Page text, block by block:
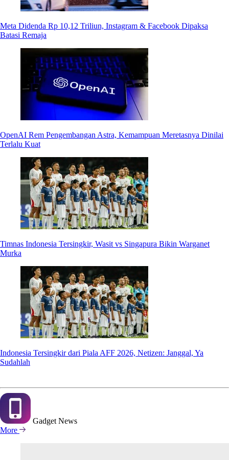
Meta Didenda Rp 10,12 Triliun, Instagram & Facebook Dipaksa
Batasi Remaja
OpenAI Rem Pengembangan Astra, Kemampuan Meretasnya Dinilai
Terlalu Kuat
Timnas Indonesia Tersingkir, Wasit vs Singapura Bikin Warganet
Murka
Indonesia Tersingkir dari Piala AFF 2026, Netizen: Janggal, Ya
Sudahlah
Gadget News
More